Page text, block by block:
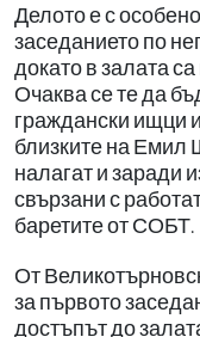
Делото е с
заседанието по
докато в залата
Очаква се те да
граждански ищци
близките на Емил
налагат и заради
свързани с
баретите от СОБТ.
От
за първото
достъпът до